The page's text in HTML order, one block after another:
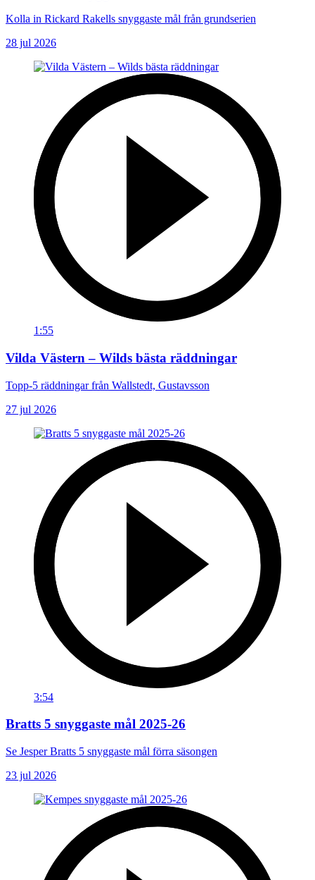
Kolla in Rickard Rakells snyggaste mål från grundserien
28 jul 2026
1:55
Vilda Västern – Wilds bästa räddningar
Topp-5 räddningar från Wallstedt, Gustavsson
27 jul 2026
3:54
Bratts 5 snyggaste mål 2025-26
Se Jesper Bratts 5 snyggaste mål förra säsongen
23 jul 2026